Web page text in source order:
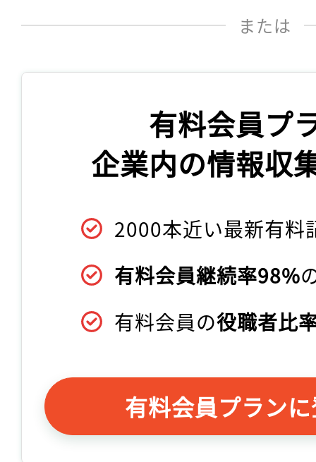
または
有料会員プ
企業内の情報収
2000本近い最新有料
有料会員継続率98%
有料会員の役職者比
有料会員プラン